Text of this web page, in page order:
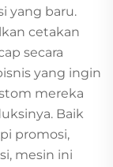
yang baru.
cetakan
secara
yang ingin
mereka
Baik
promosi,
mesin ini